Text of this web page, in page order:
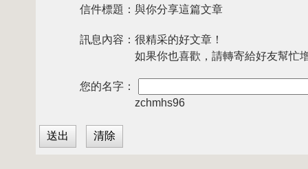
信件標題： 與你分享這篇文章
訊息內容： 很精采的好文章！
如果你也喜歡，請轉寄給好友幫忙
您的名字：
zchmhs96